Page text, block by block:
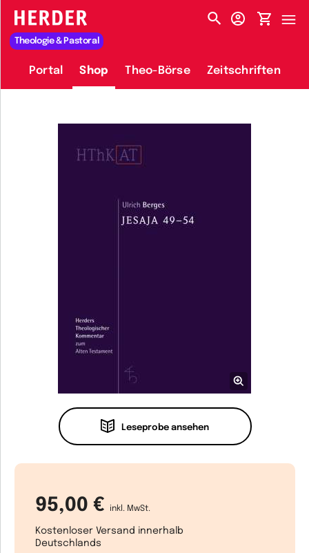
HERDER-MENÜ
Theologie & Pastoral
Portal Shop Theo-Börse Zeitschriften
Leseprobe ansehen
95,00 € inkl. MwSt.
Kostenloser Versand innerhalb
Deutschlands